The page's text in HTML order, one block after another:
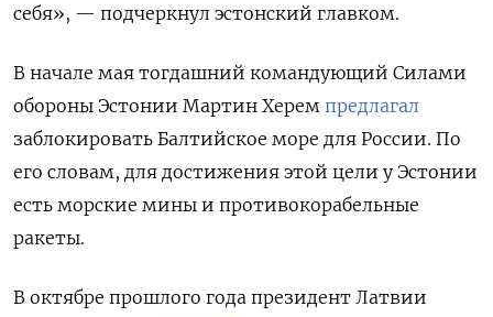
себя», — подчеркнул эстонский главком.
В начале мая тогдашний командующий Силами
обороны Эстонии Мартин Херем предлагал
заблокировать Балтийское море для России. По
его словам, для достижения этой цели у Эстонии
есть морские мины и противокорабельные
ракеты.
В октябре прошлого года президент Латвии